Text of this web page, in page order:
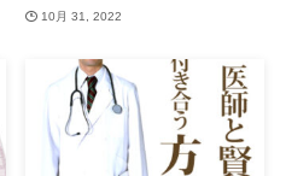
10月 31, 2022